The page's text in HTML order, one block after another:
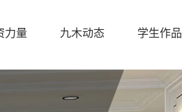
力量 九木动态 学生作品